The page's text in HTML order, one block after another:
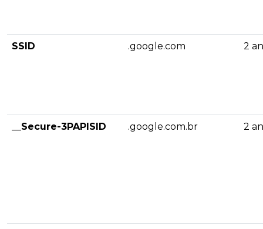
SSID .google.com 2
__Secure-3PAPISID .google.com.br 2